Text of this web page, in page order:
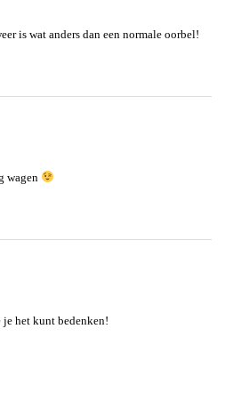
is wat anders dan een normale oorbel!
wagen
het kunt bedenken!